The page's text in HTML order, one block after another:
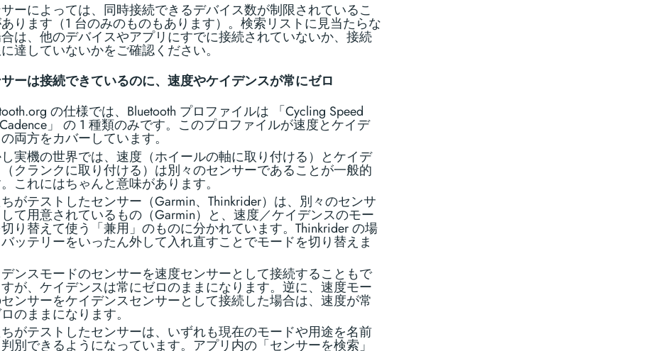
ーによっては、同時接続できるデバイス数が制限されているこ
ります（1 台のみのものもあります）。検索リストに見当たらな
は、他のデバイスやアプリにすでに接続されていないか、接続
達していないかをご確認ください。
ーは接続できているのに、速度やケイデンスが常にゼロ
の仕様では、Bluetooth プロファイルは 「Cycling Speed
」 の 1 種類のみです。このプロファイルが速度とケイデ
両方をカバーしています。
し実機の世界では、速度（ホイールの軸に取り付ける）とケイデ
クランクに取り付ける）は別々のセンサーであることが一般的
これにはちゃんと意味があります。
がテストしたセンサー（Garmin、Thinkrider）は、別々のセンサ
て用意されているもの（Garmin）と、速度／ケイデンスのモー
切り替えて使う「兼用」のものに分かれています。Thinkrider の場
ッテリーをいったん外して入れ直すことでモードを切り替えま
ンスモードのセンサーを速度センサーとして接続することもで
が、ケイデンスは常にゼロのままになります。逆に、速度モー
センサーをケイデンスセンサーとして接続した場合は、速度が常
のままになります。
がテストしたセンサーは、いずれも現在のモードや用途を名前
別できるようになっています。アプリ内の「センサーを検索」